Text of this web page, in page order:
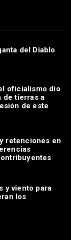
del Diablo
oficialismo dio
de tierras a
de este
retenciones en
y viento para
los